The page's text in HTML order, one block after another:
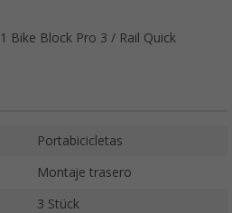
Bike Block Pro 3 / Rail Quick
Portabicicletas
Montaje trasero
3 Stück